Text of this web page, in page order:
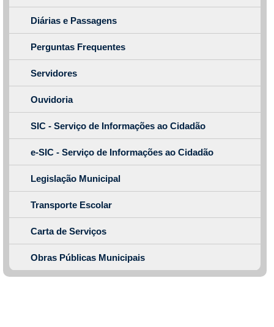
Diárias e Passagens
Perguntas Frequentes
Servidores
Ouvidoria
SIC - Serviço de Informações ao Cidadão
e-SIC - Serviço de Informações ao Cidadão
Legislação Municipal
Transporte Escolar
Carta de Serviços
Obras Públicas Municipais